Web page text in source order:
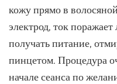
кожу прямо в
электрод, ток
получать питание,
пинцетом. Процедура
начале сеанса по